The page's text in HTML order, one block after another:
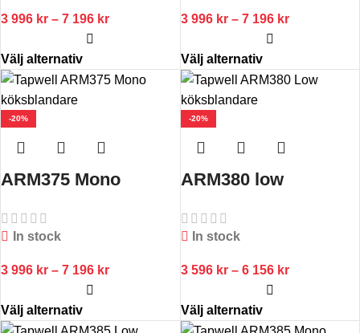
3 996 kr – 7 196 kr
Välj alternativ
3 996 kr – 7 196 kr
Välj alternativ
-20%
ARM375 Mono
In stock
3 996 kr – 7 196 kr
Välj alternativ
-20%
ARM380 low
In stock
3 596 kr – 6 156 kr
Välj alternativ